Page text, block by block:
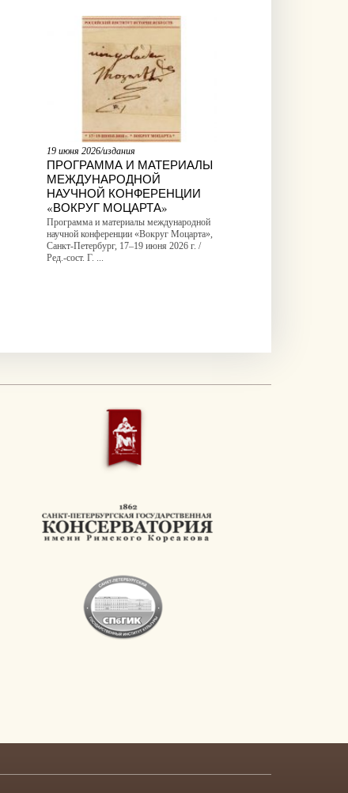
19 июня 2026/издания
ПРОГРАММА И МАТЕРИАЛЫ
МЕЖДУНАРОДНОЙ
НАУЧНОЙ КОНФЕРЕНЦИИ
«ВОКРУГ МОЦАРТА»
Программа и материалы международной
научной конференции «Вокруг Моцарта»,
Санкт-Петербург, 17–19 июня 2026 г. /
Ред.-сост. Г. ...